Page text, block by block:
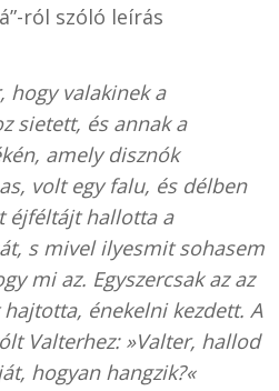
ról szóló leírás
hogy valakinek a
sietett, és annak a
amely disznók
volt egy falu, és délben
éjféltájt hallotta a
s mivel ilyesmit sohasem
mi az. Egyszercsak az az
énekelni kezdett. A
Valterhez: »Valter, hallod
hogyan hangzik?«